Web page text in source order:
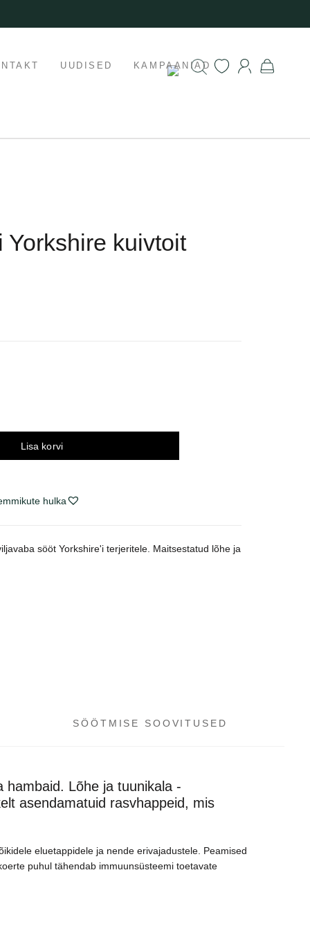
UUDISED KAMPAANIAD
Yorkshire kuivtoit
Lisa korvi
hulka
sööt Yorkshire'i terjeritele. Maitsestatud lõhe ja
SÖÖTMISE SOOVITUSED
Lõhe ja tuunikala -
asendamatuid rasvhappeid, mis
eluetappidele ja nende erivajadustele. Peamised
puhul tähendab immuunsüsteemi toetavate